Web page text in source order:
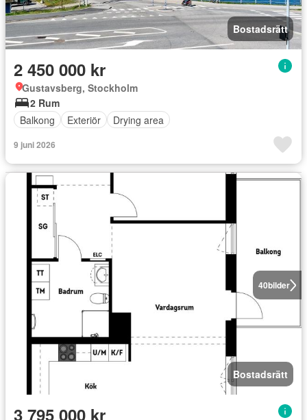
Bostadsrätt
2 450 000 kr
Gustavsberg, Stockholm
2 Rum
Balkong
Exteriör Drying area
9 juni 2026
40bilder
Bostadsrätt
3 795 000 kr